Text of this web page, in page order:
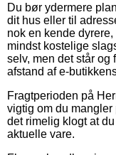
Du bør ydermere
dit hus eller til
nok en kende
mindst kostelige
selv, men det står og
afstand af e-
Fragtperioden på
vigtig om du
det rimelig klogt at
aktuelle vare.